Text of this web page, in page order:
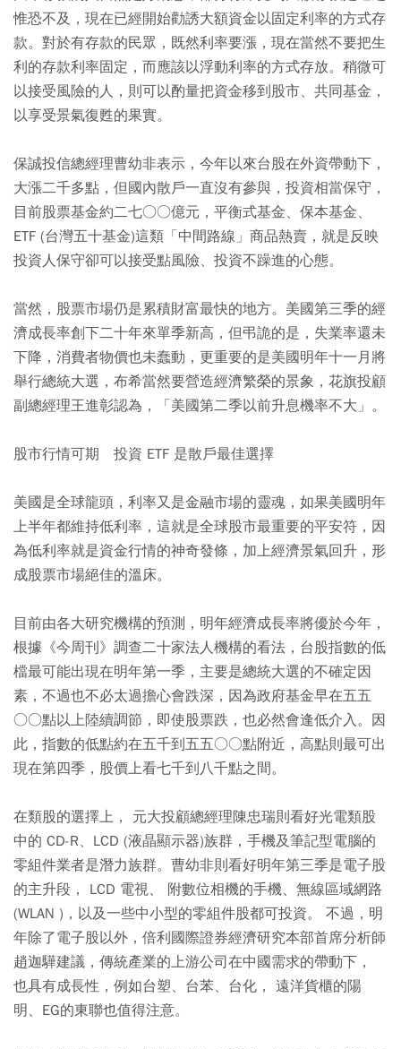
惟恐不及，現在已經開始勸誘大額資金以固定利率的方式存
款。對於有存款的民眾，既然利率要漲，現在當然不要把生
利的存款利率固定，而應該以浮動利率的方式存放。稍微可
以接受風險的人，則可以酌量把資金移到股市、共同基金，
以享受景氣復甦的果實。
保誠投信總經理曹幼非表示，今年以來台股在外資帶動下，
大漲二千多點，但國內散戶一直沒有參與，投資相當保守，
目前股票基金約二七○○億元，平衡式基金、保本基金、
ETF (台灣五十基金)這類「中間路線」商品熱賣，就是反映
投資人保守卻可以接受點風險、投資不躁進的心態。
當然，股票市場仍是累積財富最快的地方。美國第三季的經
濟成長率創下二十年來單季新高，但弔詭的是，失業率還未
下降，消費者物價也未蠢動，更重要的是美國明年十一月將
舉行總統大選，布希當然要營造經濟繁榮的景象，花旗投顧
副總經理王進彰認為，「美國第二季以前升息機率不大」。
股市行情可期 投資 ETF 是散戶最佳選擇
美國是全球龍頭，利率又是金融市場的靈魂，如果美國明年
上半年都維持低利率，這就是全球股市最重要的平安符，因
為低利率就是資金行情的神奇發條，加上經濟景氣回升，形
成股票市場絕佳的溫床。
目前由各大研究機構的預測，明年經濟成長率將優於今年，
根據《今周刊》調查二十家法人機構的看法，台股指數的低
檔最可能出現在明年第一季，主要是總統大選的不確定因
素，不過也不必太過擔心會跌深，因為政府基金早在五五
○○點以上陸續調節，即使股票跌，也必然會逢低介入。因
此，指數的低點約在五千到五五○○點附近，高點則最可出
現在第四季，股價上看七千到八千點之間。
在類股的選擇上， 元大投顧總經理陳忠瑞則看好光電類股
中的 CD-R、LCD (液晶顯示器)族群，手機及筆記型電腦的
零組件業者是潛力族群。曹幼非則看好明年第三季是電子股
的主升段， LCD 電視、 附數位相機的手機、無線區域網路
(WLAN )，以及一些中小型的零組件股都可投資。 不過，明
年除了電子股以外，倍利國際證券經濟研究本部首席分析師
趙迦驊建議，傳統產業的上游公司在中國需求的帶動下，
也具有成長性，例如台塑、台苯、台化， 遠洋貨櫃的陽
明、EG的東聯也值得注意。